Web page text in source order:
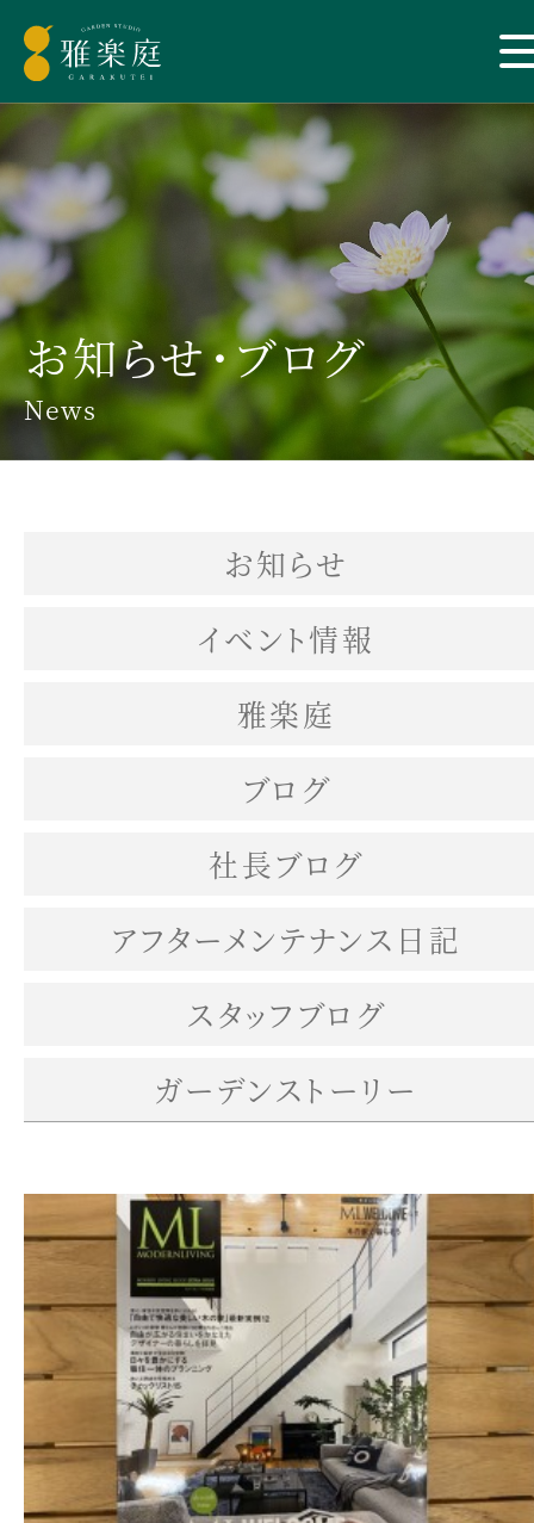
お知らせ・ブログ
News
お知らせ
イベント情報
雅楽庭
ブログ
社長ブログ
アフターメンテナンス日記
スタッフブログ
ガーデンストーリー